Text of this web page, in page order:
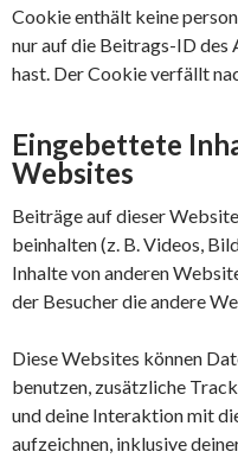
Cookie enthält keine
nur auf die Beitrags-ID
hast. Der Cookie verfällt
Eingebettete
Websites
Beiträge auf dieser
beinhalten (z. B. Videos,
Inhalte von anderen
der Besucher die andere
Diese Websites können
benutzen, zusätzliche
und deine Interaktion mit
aufzeichnen, inklusive